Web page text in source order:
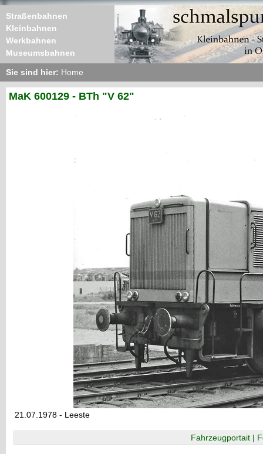
Straßenbahnen
Kleinbahnen
Werkbahnen
Museumsbahnen
Sie sind hier: Home
MaK 600129 - BTh "V 62"
21.07.1978 - Leeste
Fahrzeugportait |